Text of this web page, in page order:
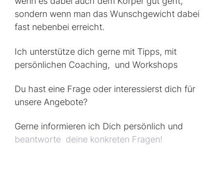
sondern wenn man das Wunschgewicht dabei
fast nebenbei erreicht.
Ich unterstütze dich gerne mit Tipps, mit
persönlichen Coaching, und Workshops
Du hast eine Frage oder interessierst dich für
unsere Angebote?
Gerne informieren ich Dich persönlich und
beantworte deine konkreten Fragen!